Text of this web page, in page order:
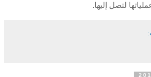
لتصل إليها.